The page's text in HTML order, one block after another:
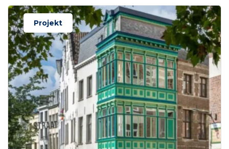
Projekt